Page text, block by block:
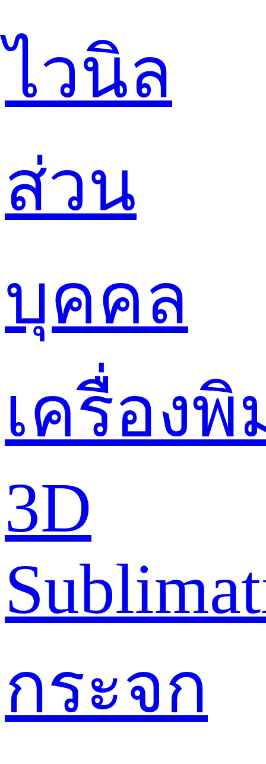
ไวนิล
ส่วน
บุคคล
เครื่อง
3D
กระจก